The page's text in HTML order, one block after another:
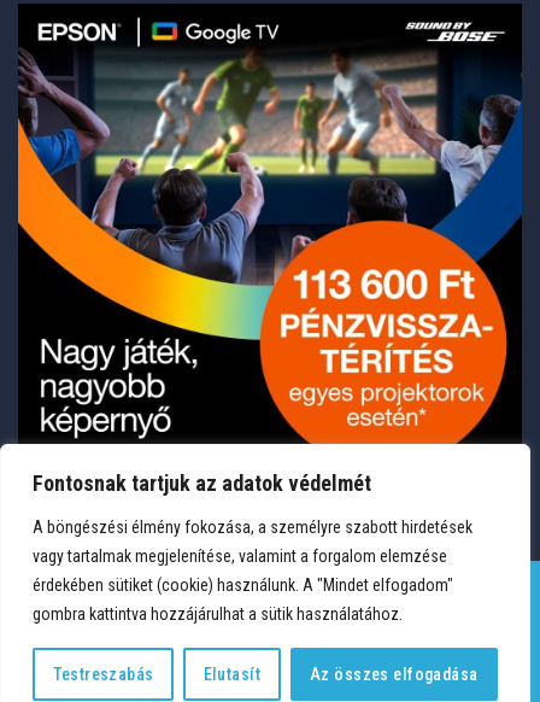
Fontosnak tartjuk az adatok védelmét
A böngészési élmény fokozása, a személyre szabott hirdetések
vagy tartalmak megjelenítése, valamint a forgalom elemzése
érdekében sütiket (cookie) használunk. A "Mindet elfogadom"
gombra kattintva hozzájárulhat a sütik használatához.
Testreszabás Elutasít Az összes elfogadása
Copyright 2026 © Medium Hungary Kft. Minden jog fenntartva.